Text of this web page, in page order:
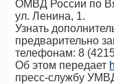
ОМВД России по
ул. Ленина, 1.
Узнать
предварительно
телефонам: 8
Об этом передает
пресс-службу